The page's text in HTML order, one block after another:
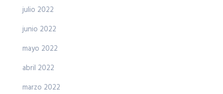
julio 2022
junio 2022
mayo 2022
abril 2022
marzo 2022